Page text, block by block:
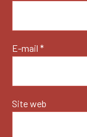
E-mail *
Site web